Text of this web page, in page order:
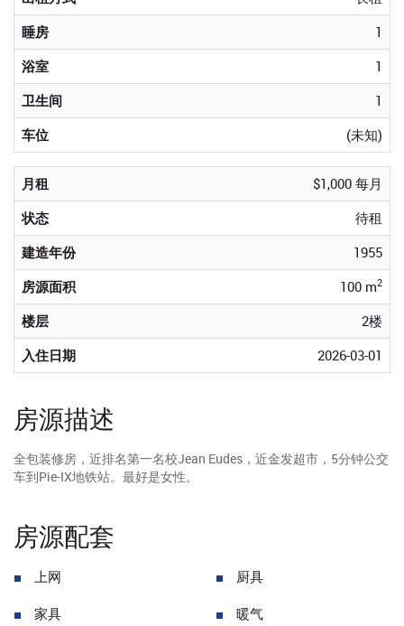
睡房
1
浴室
1
卫生间
1
车位
(未知)
月租
$1,000 每月
状态
待租
建造年份
1955
房源面积
100 m2
楼层
2楼
入住日期
2026-03-01
房源描述
全包装修房，近排名第一名校Jean Eudes，近金发超市，5分钟公交
车到Pie-IX地铁站。最好是女性。
房源配套
上网 厨具
家具 暖气